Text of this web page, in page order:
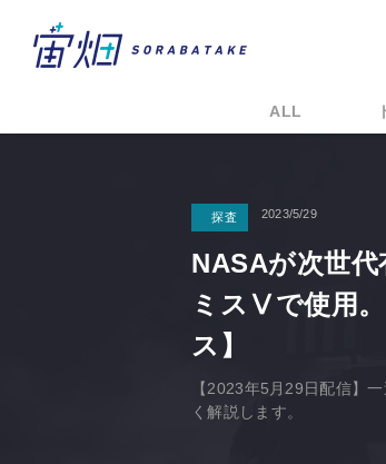
ALL
探査 2023/5/29
NASAが次世
ミスⅤで使用
ス】
【2023年5月29日配信】
く解説します。